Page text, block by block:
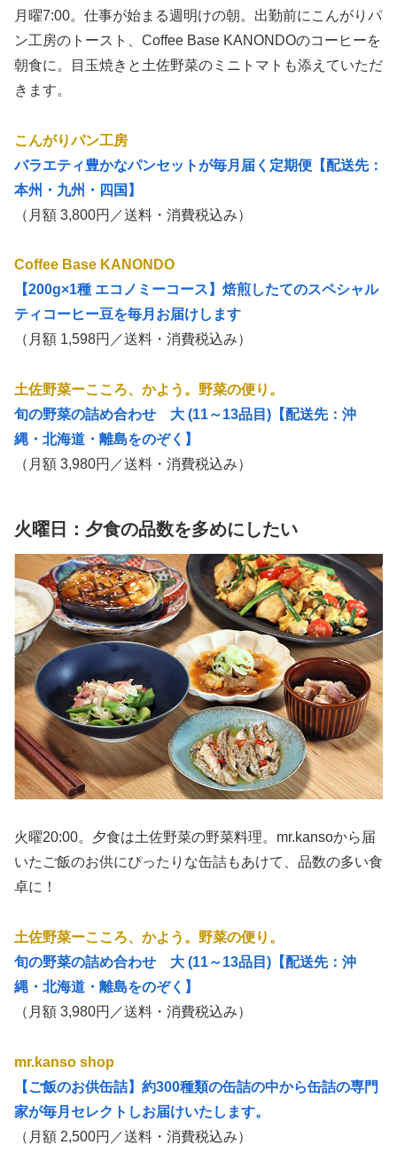
月曜7:00。仕事が始まる週明けの朝。出勤前にこんがりパ
ン工房のトースト、Coffee Base KANONDOのコーヒーを
朝食に。目玉焼きと土佐野菜のミニトマトも添えていただ
きます。
こんがりパン工房
バラエティ豊かなパンセットが毎月届く定期便【配送先：
本州・九州・四国】
（月額 3,800円／送料・消費税込み）
Coffee Base KANONDO
【200g×1種 エコノミーコース】焙煎したてのスペシャル
ティコーヒー豆を毎月お届けします
（月額 1,598円／送料・消費税込み）
土佐野菜ーこころ、かよう。野菜の便り。
旬の野菜の詰め合わせ 大 (11～13品目)【配送先：沖
縄・北海道・離島をのぞく】
（月額 3,980円／送料・消費税込み）
火曜日：夕食の品数を多めにしたい
火曜20:00。夕食は土佐野菜の野菜料理。mr.kansoから届
いたご飯のお供にぴったりな缶詰もあけて、品数の多い食
卓に！
土佐野菜ーこころ、かよう。野菜の便り。
旬の野菜の詰め合わせ 大 (11～13品目)【配送先：沖
縄・北海道・離島をのぞく】
（月額 3,980円／送料・消費税込み）
mr.kanso shop
【ご飯のお供缶詰】約300種類の缶詰の中から缶詰の専門
家が毎月セレクトしお届けいたします。
（月額 2,500円／送料・消費税込み）